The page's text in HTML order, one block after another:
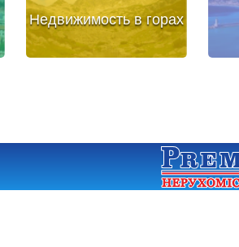
Недвижимость в горах